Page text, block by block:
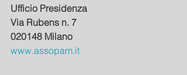
Ufficio Presidenza
Via Rubens n. 7
020148 Milano
www.assopam.it